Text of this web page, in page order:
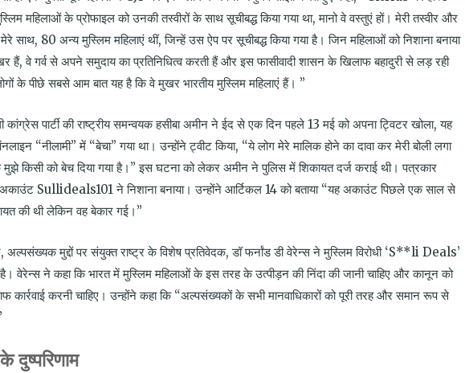
महिलाओं के प्रोफाइल को उनकी तस्वीरों के साथ सूचीबद्ध किया गया था, मानो वे वस्तुएं हों। मेरी तस्वीर और
साथ, 80 अन्य मुस्लिम महिलाएं थीं, जिन्हें उस ऐप पर सूचीबद्ध किया गया है। जिन महिलाओं को निशाना बनाया
हैं, वे गर्व से अपने समुदाय का प्रतिनिधित्व करती हैं और इस फासीवादी शासन के खिलाफ बहादुरी से लड़ रही
के पीछे सबसे आम बात यह है कि वे मुखर भारतीय मुस्लिम महिलाएं हैं। ”
पार्टी की राष्ट्रीय समन्वयक हसीबा अमीन ने ईद से एक दिन पहले 13 मई को अपना ट्विटर खोला, यह
“नीलामी” में “बेचा” गया था। उन्होंने ट्वीट किया, “ये लोग मेरे मालिक होने का दावा कर मेरी बोली लगा
किसी को बेच दिया गया है।” इस घटना को लेकर अमीन ने पुलिस में शिकायत दर्ज कराई थी। पत्रकार
अकाउंट Sullideals101 ने निशाना बनाया। उन्होंने आर्टिकल 14 को बताया “यह अकाउंट पिछले एक साल से
की थी लेकिन वह बेकार गई।”
अल्पसंख्यक मुद्दों पर संयुक्त राष्ट्र के विशेष प्रतिवेदक, डॉ फर्नांड डी वेरेन्स ने मुस्लिम विरोधी ‘S**li Deals’
वेरेन्स ने कहा कि भारत में मुस्लिम महिलाओं के इस तरह के उत्पीड़न की निंदा की जानी चाहिए और कानून को
कार्रवाई करनी चाहिए। उन्होंने कहा कि “अल्पसंख्यकों के सभी मानवाधिकारों को पूरी तरह और समान रूप से
दुष्परिणाम